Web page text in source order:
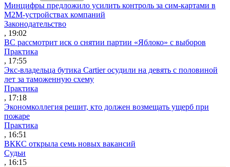
Минцифры предложило усилить контроль за сим-картами в
M2M-устройствах компаний
Законодательство
, 19:02
ВС рассмотрит иск о снятии партии «Яблоко» с выборов
Практика
, 17:55
Экс-владельца бутика Cartier осудили на девять с половиной
лет за таможенную схему
Практика
, 17:18
Экономколлегия решит, кто должен возмещать ущерб при
пожаре
Практика
, 16:51
ВККС открыла семь новых вакансий
Судьи
, 16:15